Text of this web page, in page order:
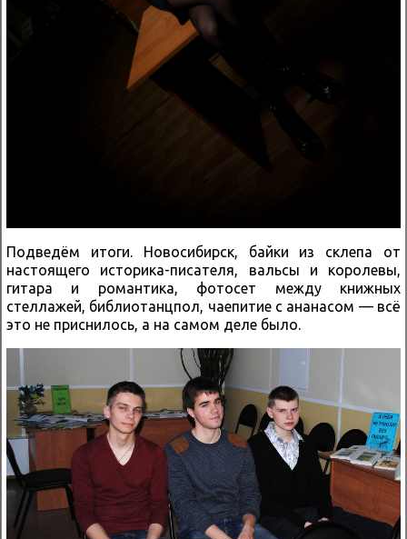
Подведём итоги. Новосибирск, байки из склепа от
настоящего историка-писателя, вальсы и королевы,
гитара и романтика, фотосет между книжных
стеллажей, библиотанцпол, чаепитие с ананасом — всё
это не приснилось, а на самом деле было.